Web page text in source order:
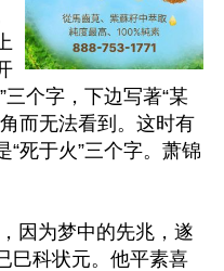
个字，下边写著“某
而无法看到。这时有
死于火”三个字。萧锦
巳科状元。他平素喜